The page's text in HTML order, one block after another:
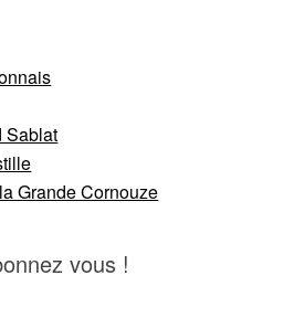
Sablat
Grande Cornouze
vous !